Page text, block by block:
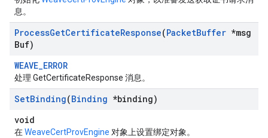
息。
ProcessGetCertificateResponse(PacketBuffer *msg
Buf)
WEAVE_ERROR
处理 GetCertificateResponse 消息。
SetBinding(Binding *binding)
void
在WeaveCertProvEngine 对象上设置绑定对象。